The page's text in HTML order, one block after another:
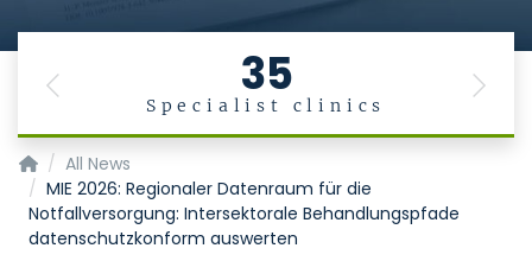
35
Specialist clinics
Previous Next
Institut für Medizinische Informatik
All News
MIE 2026: Regionaler Datenraum für die
Notfallversorgung: Intersektorale Behandlungspfade
datenschutzkonform auswerten